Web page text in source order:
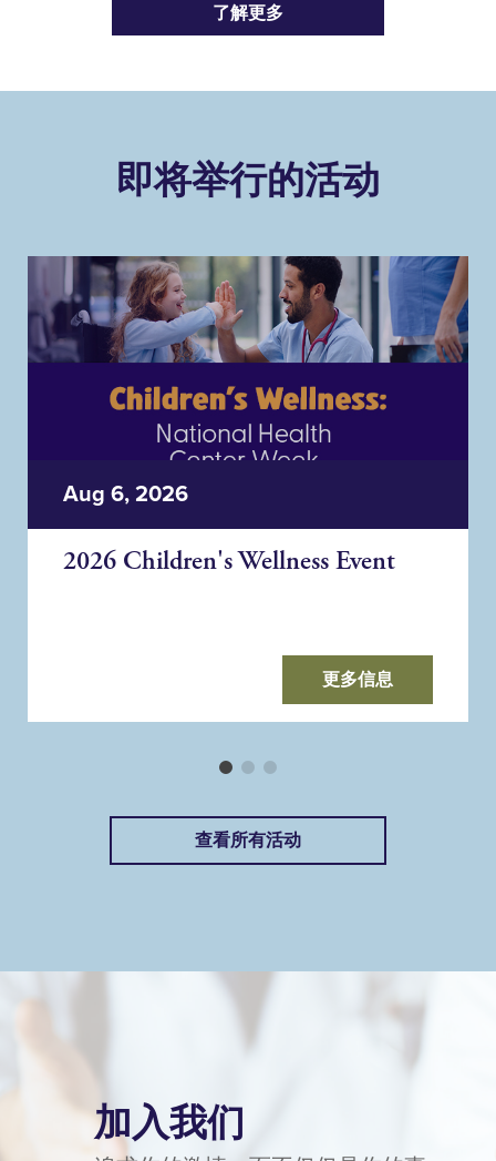
了解更多
即将举行的活动
Aug 6, 2026
2026 Children's Wellness Event
更多信息
查看所有活动
加入我们